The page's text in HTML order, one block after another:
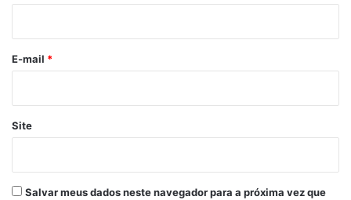
*
E-mail *
Site
Salvar meus dados neste navegador para a próxima vez que